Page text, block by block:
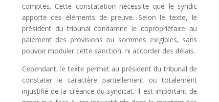
comptes. Cette constatation nécessite que le syndic
apporte ces éléments de preuve. Selon le texte, le
président du tribunal condamne le copropriétaire au
paiement des provisions ou sommes exigibles, sans
pouvoir moduler cette sanction, ni accorder des délais.
Cependant, le texte permet au président du tribunal de
constater le caractère partiellement ou totalement
injustifié de la créance du syndicat. Il est important de